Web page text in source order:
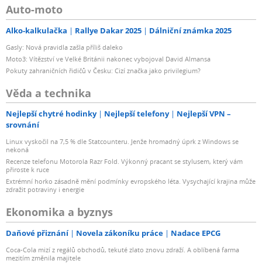
Auto-moto
Alko-kalkulačka Rallye Dakar 2025 Dálniční známka 2025
Gasly: Nová pravidla zašla příliš daleko
Moto3: Vítězství ve Velké Británii nakonec vybojoval David Almansa
Pokuty zahraničních řidičů v Česku: Cizí značka jako privilegium?
Věda a technika
Nejlepší chytré hodinky Nejlepší telefony
Nejlepší VPN –
srovnání
Linux vyskočil na 7,5 % dle Statcounteru. Jenže hromadný úprk z Windows se
nekoná
Recenze telefonu Motorola Razr Fold. Výkonný pracant se stylusem, který vám
přiroste k ruce
Extrémní horko zásadně mění podmínky evropského léta. Vysychající krajina může
zdražit potraviny i energie
Ekonomika a byznys
Daňové přiznání Novela zákoníku práce Nadace EPCG
Coca-Cola mizí z regálů obchodů, tekuté zlato znovu zdraží. A oblíbená farma
mezitím změnila majitele